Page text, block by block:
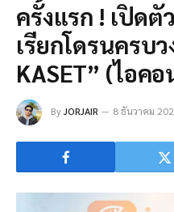
ครั้งแรก ! เปิด
เรียกโดรนครบว
KASET” (ไอค
ByJORJAIR 8 ธันวาคม